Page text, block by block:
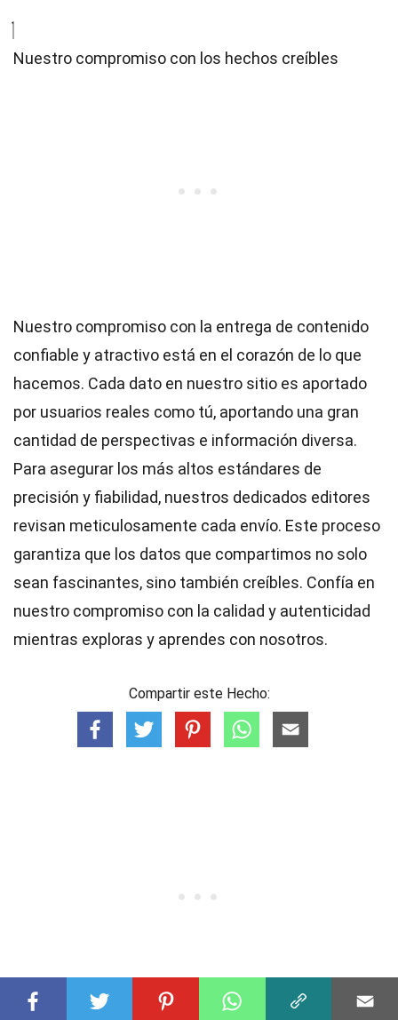
Nuestro compromiso con los hechos creíbles
Nuestro compromiso con la entrega de contenido
confiable y atractivo está en el corazón de lo que
hacemos. Cada dato en nuestro sitio es aportado
por usuarios reales como tú, aportando una gran
cantidad de perspectivas e información diversa.
Para asegurar los más altos estándares de
precisión y fiabilidad, nuestros dedicados editores
revisan meticulosamente cada envío. Este proceso
garantiza que los datos que compartimos no solo
sean fascinantes, sino también creíbles. Confía en
nuestro compromiso con la calidad y autenticidad
mientras exploras y aprendes con nosotros.
Compartir este Hecho: